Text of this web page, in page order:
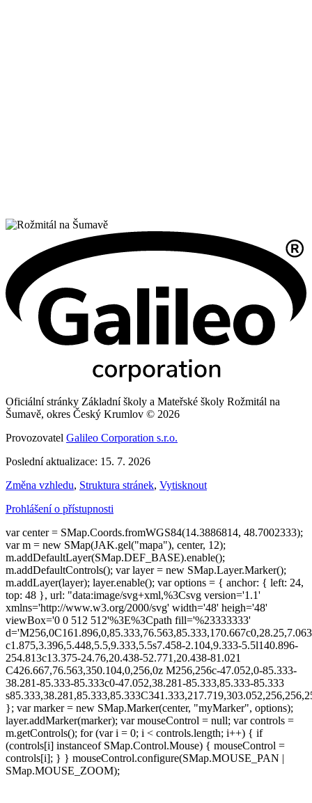
Oficiální stránky Základní školy a Mateřské školy Rožmitál na
Šumavě, okres Český Krumlov © 2026
Provozovatel Galileo Corporation s.r.o.
Poslední aktualizace: 15. 7. 2026
Změna vzhledu, Struktura stránek, Vytisknout
Prohlášení o přístupnosti
var center = SMap.Coords.fromWGS84(14.3886814, 48.7002333);
var m = new SMap(JAK.gel("mapa"), center, 12);
m.addDefaultLayer(SMap.DEF_BASE).enable();
m.addDefaultControls(); var layer = new SMap.Layer.Marker();
m.addLayer(layer); layer.enable(); var options = { anchor: { left: 24,
top: 48 }, url: "data:image/svg+xml,%3Csvg version='1.1'
xmlns='http://www.w3.org/2000/svg' width='48' heigh='48'
viewBox='0 0 512 512'%3E%3Cpath fill='%23333333'
c1.875,3.396,5.448,5.5,9.333,5.5s7.458-2.104,9.333-5.5l140.896-
254.813c13.375-24.76,20.438-52.771,20.438-81.021
C426.667,76.563,350.104,0,256,0z M256,256c-47.052,0-85.333-
38.281-85.333-85.333c0-47.052,38.281-85.333,85.333-85.333
}; var marker = new SMap.Marker(center, "myMarker", options);
layer.addMarker(marker); var mouseControl = null; var controls =
m.getControls(); for (var i = 0; i < controls.length; i++) { if
(controls[i] instanceof SMap.Control.Mouse) { mouseControl =
controls[i]; } } mouseControl.configure(SMap.MOUSE_PAN |
SMap.MOUSE_ZOOM);